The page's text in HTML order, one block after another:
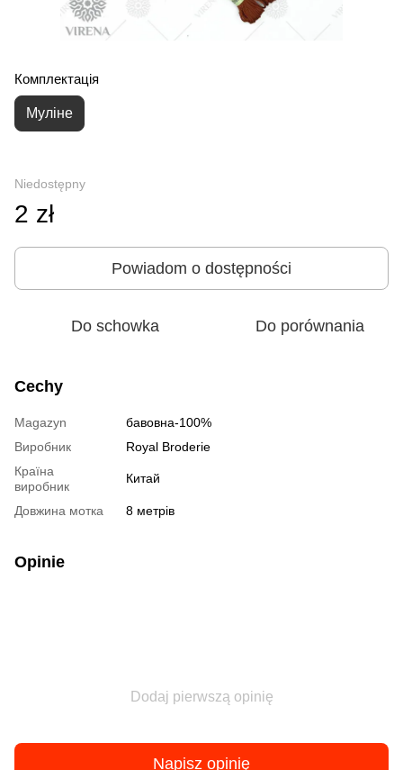
Комплектація
Муліне
Niedostępny
2 zł
Powiadom o dostępności
Do schowka Do porównania
Cechy
Magazyn
бавовна-100%
Виробник
Royal Broderie
Країна
виробник
Китай
Довжина мотка 8 метрів
Opinie
Dodaj pierwszą opinię
Napisz opinię